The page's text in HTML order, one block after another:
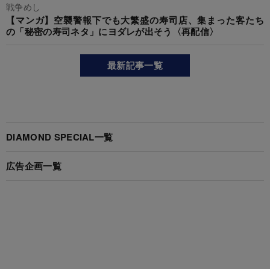
戦争めし
【マンガ】空襲警報下でも大繁盛の寿司店、集まった客たち
の「秘密の寿司ネタ」にヨダレが出そう〈再配信〉
最新記事一覧
DIAMOND SPECIAL一覧
広告企画一覧